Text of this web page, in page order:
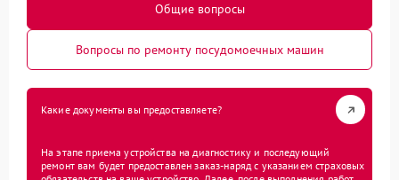
Общие вопросы
Вопросы по ремонту посудомоечных машин
Какие документы вы предоставляете?
На этапе приема устройства на диагностику и последующий
ремонт вам будет предоставлен заказ-наряд с указанием страховых